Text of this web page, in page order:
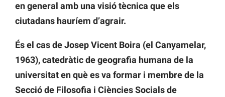
en general amb una visió tècnica que els
ciutadans hauríem d’agrair.
És el cas de Josep Vicent Boira (el Canyamelar,
1963), catedràtic de geografia humana de la
universitat en què es va formar i membre de la
Secció de Filosofia i Ciències Socials de